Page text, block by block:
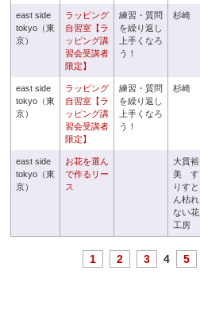
east side
tokyo（東
京）
ラッピング
自習室【ラ
ッピング講
習会受講者
限定】
練習・質問
を繰り返し
上手くなろ
う！
杉崎
east side
tokyo（東
京）
ラッピング
自習室【ラ
ッピング講
習会受講者
限定】
練習・質問
を繰り返し
上手くなろ
う！
杉崎
east side
tokyo（東
京）
お花を選ん
で作るリー
ス
大貫裕
美 す
りすと
ん枯れ
ない花
工房
1 2 3 4 5